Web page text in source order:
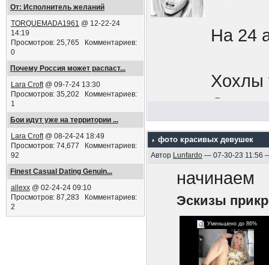
От: Исполнитель желаний
TORQUEMADA1961 @ 12-22-24
14:19
Просмотров: 25,765 Комментариев:
0
Почему Россия может распаст...
Lara Croft@ 09-7-24 13:30
Просмотров: 35,202 Комментариев:
1
Бои идут уже на территории ...
Lara Croft@ 08-24-24 18:49
Просмотров: 74,677 Комментариев:
92
Finest Сasual Dating Genuin...
allexx@ 02-24-24 09:10
Просмотров: 87,283 Комментариев:
2
будь
ПЫСЫ
На 24
Хохлы
бреши,
в
фото красивых девушек
Автор Lunfardo— 07-30-23 11:56
начинаем
Эскизы
Уменьшено до 86%